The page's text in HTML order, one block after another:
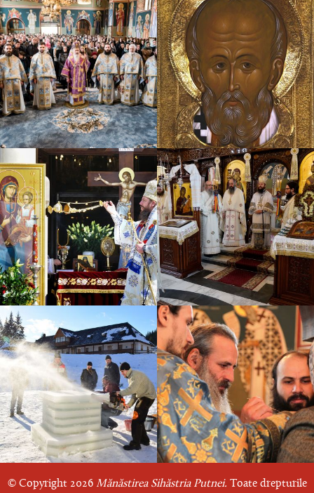
© Copyright 2026 Mănăstirea Sihăstria Putnei. Toate drepturile